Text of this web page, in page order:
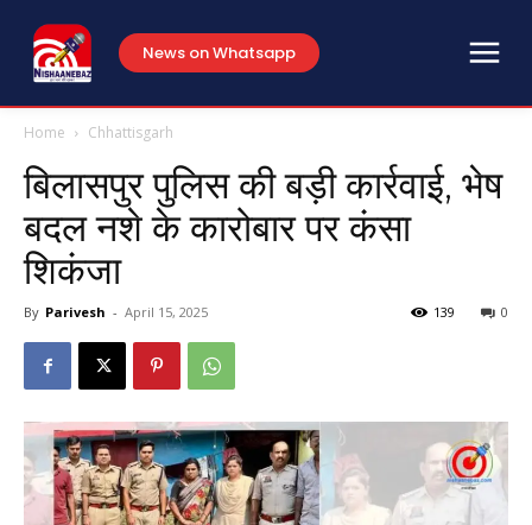
News on Whatsapp
Home Chhattisgarh
बिलासपुर पुलिस की बड़ी कार्रवाई, भेष
बदल नशे के कारोबार पर कंसा
शिकंजा
By Parivesh - April 15, 2025 0
139